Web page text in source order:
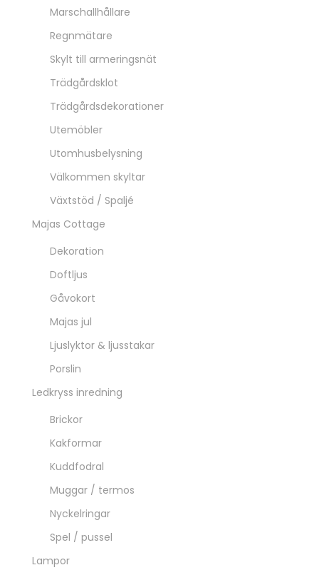
Marschallhållare
Regnmätare
Skylt till armeringsnät
Trädgårdsklot
Trädgårdsdekorationer
Utemöbler
Utomhusbelysning
Välkommen skyltar
Växtstöd / Spaljé
Majas Cottage
Dekoration
Doftljus
Gåvokort
Majas jul
Ljuslyktor & ljusstakar
Porslin
Ledkryss inredning
Brickor
Kakformar
Kuddfodral
Muggar / termos
Nyckelringar
Spel / pussel
Lampor